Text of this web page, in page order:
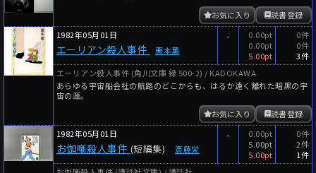
読書登録
お気に入り
1982年05月01日
エーリアン殺人事件 栗本薫
-
0.00pt
0.00pt
5.00pt
0件
0件
3件
エーリアン殺人事件 (角川文庫 緑 500-2) / KADOKAWA
あらゆる宇宙船会社の航路のどこからも、はるか遠く離れた暗黒の宇
宙の涯。
読書登録
お気に入り
1982年05月01日
お伽噺殺人事件 (短編集) 斎藤栄
-
0.00pt
5.00pt
5.00pt
0件
2件
1件